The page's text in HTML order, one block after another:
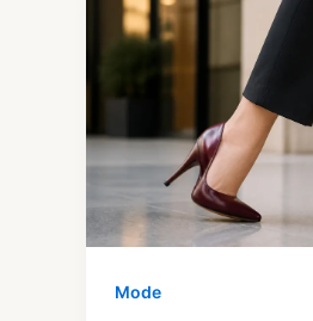
Mode